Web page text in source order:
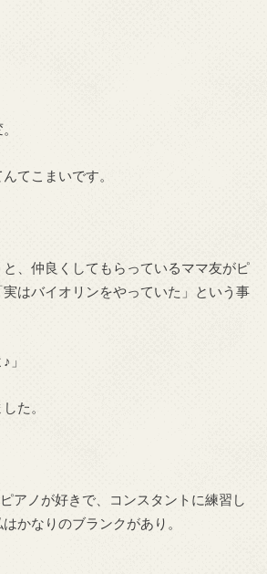
てこまいです。
、仲良くしてもらっているママ友がピ
はバイオリンをやっていた」という事
」
た。
アノが好きで、コンスタントに練習し
かなりのブランクがあり。